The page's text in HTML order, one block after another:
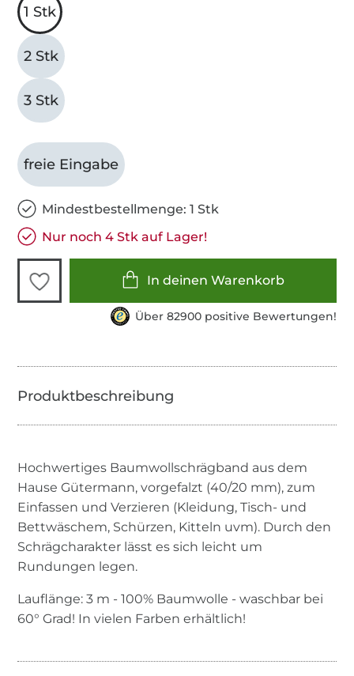
1 Stk
2 Stk
3 Stk
freie Eingabe
Mindestbestellmenge: 1 Stk
Nur noch 4 Stk auf Lager!
In deinen Warenkorb
Über 82900 positive Bewertungen!
Hochwertiges Baumwollschrägband aus dem
Hause Gütermann, vorgefalzt (40/20 mm), zum
Einfassen und Verzieren (Kleidung, Tisch- und
Bettwäschem, Schürzen, Kitteln uvm). Durch den
Schrägcharakter lässt es sich leicht um
Rundungen legen.
Lauflänge: 3 m - 100% Baumwolle - waschbar bei
60° Grad! In vielen Farben erhältlich!